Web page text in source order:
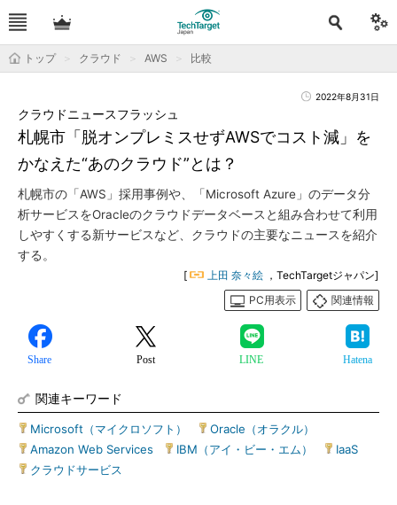
トップ クラウド AWS 比較
2022年8月31日
札幌市「脱オンプレミスせずAWSでコスト減」を
かなえた“あのクラウド”とは？
クラウドニュースフラッシュ
札幌市の「AWS」採用事例や、「Microsoft Azure」のデータ分
析サービスをOracleのクラウドデータベースと組み合わせて利用
しやすくする新サービスなど、クラウドの主要なニュースを紹介
する。
[ 上田 奈々絵 ，TechTargetジャパン]
PC用表示
関連情報
Share Post LINE Hatena
関連キーワード
Microsoft（マイクロソフト） Oracle（オラクル）
Amazon Web Services
IBM（アイ・ビー・エム） IaaS
クラウドサービス